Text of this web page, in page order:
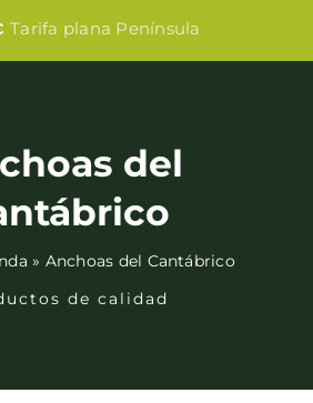
Tarifa plana Península
del
» Anchoas del Cantábrico
de calidad